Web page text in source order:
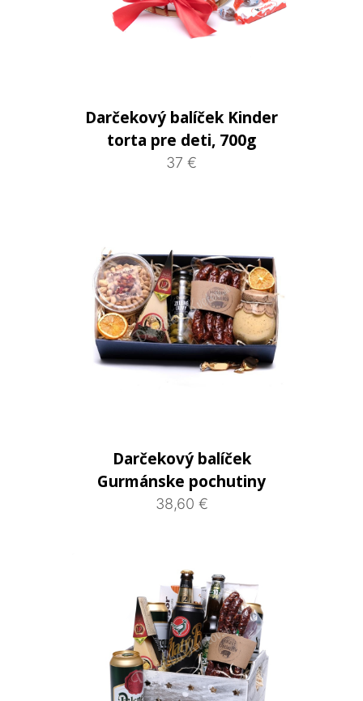
Darčekový balíček Kinder
torta pre deti, 700g
37 €
Darčekový balíček
Gurmánske pochutiny
38,60 €